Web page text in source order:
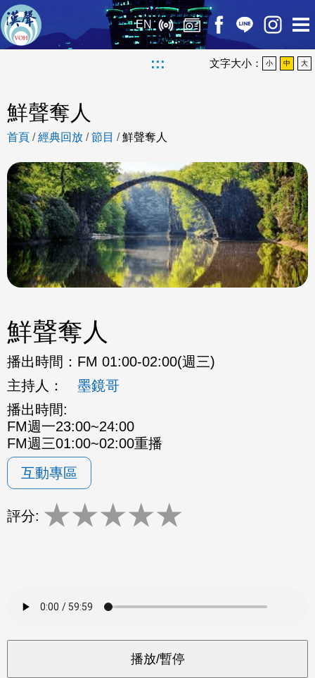
EN
::: 文字大小： 小 中 大
鮮聲奪人
首頁 /經典回放 /節目 /鮮聲奪人
鮮聲奪人
播出時間： FM 01:00-02:00(週三)
主持人：
墨鏡哥
播出時間:
FM週一23:00~24:00
FM週三01:00~02:00重播
互動專區
評分: ★★★★★